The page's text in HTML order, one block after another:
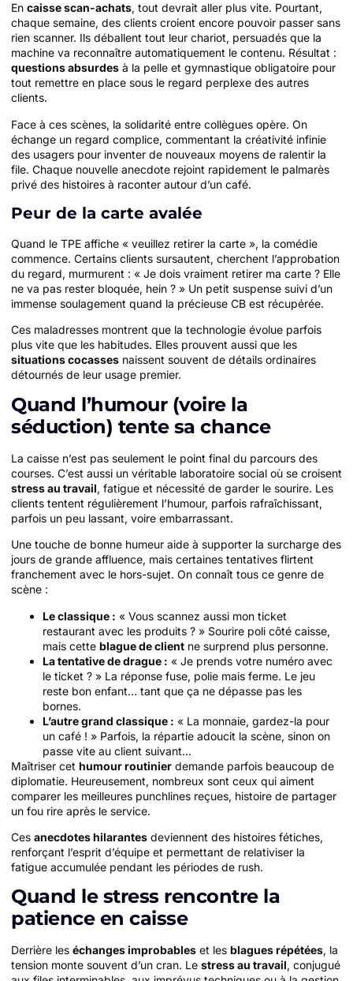
En caisse scan-achats, tout devrait aller plus vite. Pourtant,
chaque semaine, des clients croient encore pouvoir passer sans
rien scanner. Ils déballent tout leur chariot, persuadés que la
machine va reconnaître automatiquement le contenu. Résultat :
questions absurdes à la pelle et gymnastique obligatoire pour
tout remettre en place sous le regard perplexe des autres
clients.
Face à ces scènes, la solidarité entre collègues opère. On
échange un regard complice, commentant la créativité infinie
des usagers pour inventer de nouveaux moyens de ralentir la
file. Chaque nouvelle anecdote rejoint rapidement le palmarès
privé des histoires à raconter autour d’un café.
Peur de la carte avalée
Quand le TPE affiche « veuillez retirer la carte », la comédie
commence. Certains clients sursautent, cherchent l’approbation
du regard, murmurent : « Je dois vraiment retirer ma carte ? Elle
ne va pas rester bloquée, hein ? » Un petit suspense suivi d’un
immense soulagement quand la précieuse CB est récupérée.
Ces maladresses montrent que la technologie évolue parfois
plus vite que les habitudes. Elles prouvent aussi que les
situations cocasses naissent souvent de détails ordinaires
détournés de leur usage premier.
Quand l’humour (voire la
séduction) tente sa chance
La caisse n’est pas seulement le point final du parcours des
courses. C’est aussi un véritable laboratoire social où se croisent
stress au travail, fatigue et nécessité de garder le sourire. Les
clients tentent régulièrement l’humour, parfois rafraîchissant,
parfois un peu lassant, voire embarrassant.
Une touche de bonne humeur aide à supporter la surcharge des
jours de grande affluence, mais certaines tentatives flirtent
franchement avec le hors-sujet. On connaît tous ce genre de
scène :
Le classique : « Vous scannez aussi mon ticket
restaurant avec les produits ? » Sourire poli côté caisse,
mais cette blague de client ne surprend plus personne.
La tentative de drague : « Je prends votre numéro avec
le ticket ? » La réponse fuse, polie mais ferme. Le jeu
reste bon enfant… tant que ça ne dépasse pas les
bornes.
L’autre grand classique : « La monnaie, gardez-la pour
un café ! » Parfois, la répartie adoucit la scène, sinon on
passe vite au client suivant…
Maîtriser cet humour routinier demande parfois beaucoup de
diplomatie. Heureusement, nombreux sont ceux qui aiment
comparer les meilleures punchlines reçues, histoire de partager
un fou rire après le service.
Ces anecdotes hilarantes deviennent des histoires fétiches,
renforçant l’esprit d’équipe et permettant de relativiser la
fatigue accumulée pendant les périodes de rush.
Quand le stress rencontre la
patience en caisse
Derrière les échanges improbables et les blagues répétées, la
tension monte souvent d’un cran. Le stress au travail, conjugué